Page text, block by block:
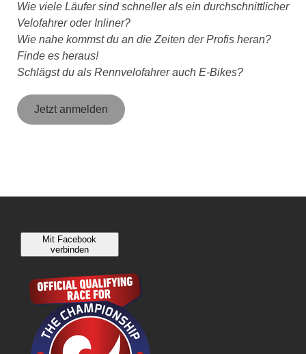
Wie viele Läufer sind schneller als ein durchschnittlicher
Velofahrer oder Inliner?
Wie nahe kommst du an die Zeiten der Profis heran?
Finde es heraus!
Schlägst du als Rennvelofahrer auch E-Bikes?
Jetzt anmelden
Mit Facebook
verbinden